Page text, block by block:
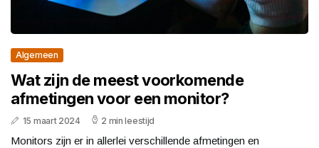
Algemeen
Wat zijn de meest voorkomende
afmetingen voor een monitor?
15 maart 2024 2 min leestijd
Monitors zijn er in allerlei verschillende afmetingen en